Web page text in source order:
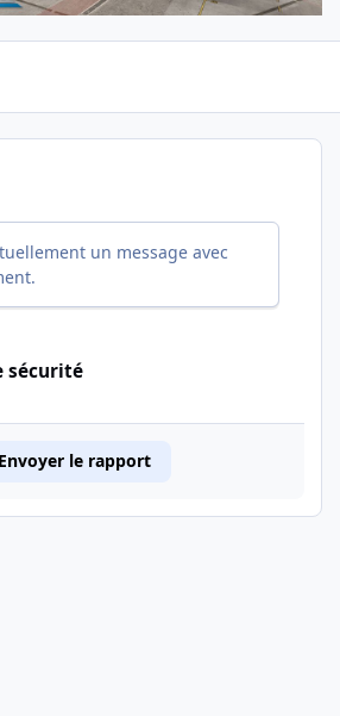
un message avec
sécurité
Envoyer le rapport